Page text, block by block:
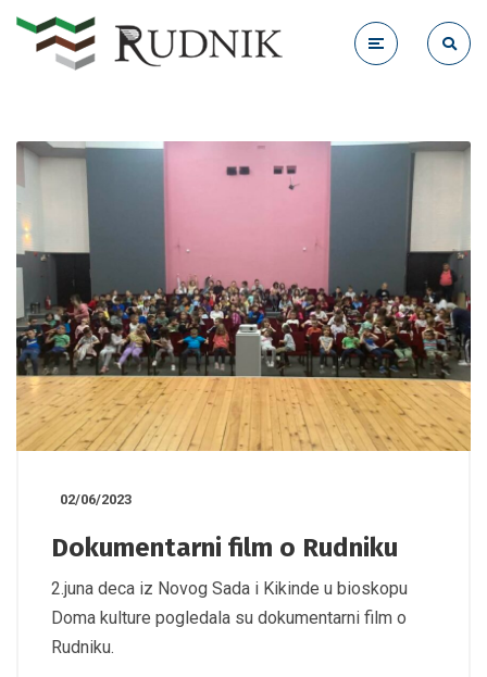
02/06/2023
Dokumentarni film o Rudniku
2.juna deca iz Novog Sada i Kikinde u bioskopu
Doma kulture pogledala su dokumentarni film o
Rudniku.